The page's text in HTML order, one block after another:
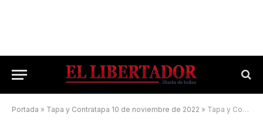
Portada » Tapa y Contratapa 10 de noviembre de 2022 » Tapa y Contratapa 13 de noviembre de 2022